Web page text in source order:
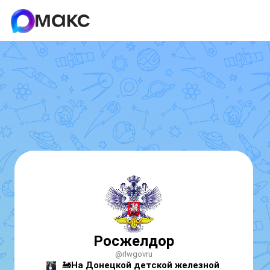
Росжелдор
@rlwgovru
🚂На Донецкой детской железной